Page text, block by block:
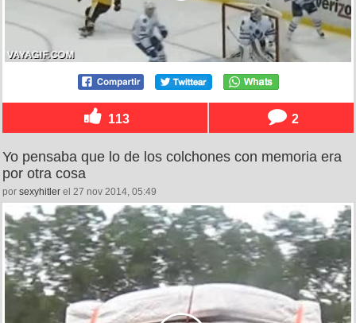
113 2
Yo pensaba que lo de los colchones con memoria era
por otra cosa
por sexyhitler el 27 nov 2014, 05:49